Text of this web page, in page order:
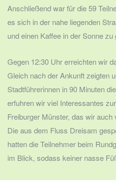
Anschließend war für die 59
es sich in der nahe liegenden
und einen Kaffee in der Sonne zu
Gegen 12:30 Uhr erreichten wir
Gleich nach der Ankunft zeigten
Stadtführerinnen in 90 Minuten
erfuhren wir viel Interessantes
Freiburger Münster, das wir
Die aus dem Fluss Dreisam
hatten die Teilnehmer beim
im Blick, sodass keiner nasse